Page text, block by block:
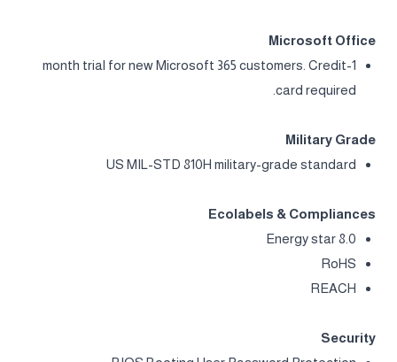
Microsoft Office
1-month trial for new Microsoft 365 customers. Credit
card required.
Military Grade
US MIL-STD 810H military-grade standard
Ecolabels & Compliances
Energy star 8.0
RoHS
REACH
Security